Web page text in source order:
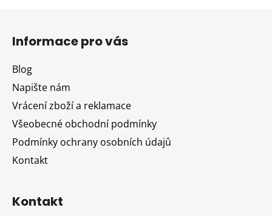
Informace pro vás
Blog
Napište nám
Vrácení zboží a reklamace
Všeobecné obchodní podmínky
Podmínky ochrany osobních údajů
Kontakt
Kontakt